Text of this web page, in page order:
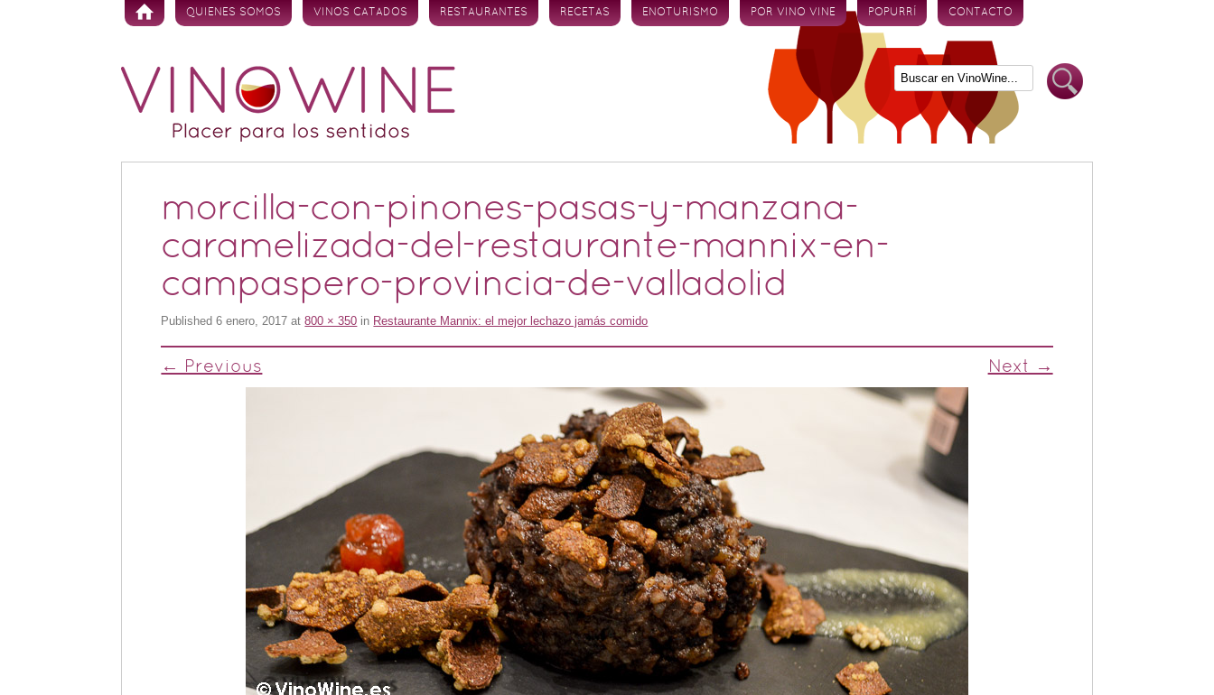
Skip to content
QUIENES SOMOS VINOS CATADOS RESTAURANTES RECETAS ENOTURISMO POR VINO VINE POPURRÍ CONTACTO
morcilla-con-pinones-pasas-y-manzana-
caramelizada-del-restaurante-mannix-en-
campaspero-provincia-de-valladolid
Published6 enero, 2017 at800 × 350 in Restaurante Mannix: el mejor lechazo jamás comido
← Previous Next →